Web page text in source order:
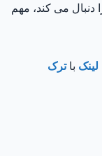
می کند، مهم
لینک باترک